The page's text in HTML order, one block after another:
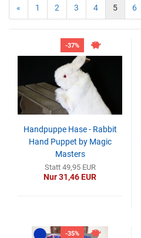
« 1 2 3 4 5 6
-37%
Handpuppe Hase - Rabbit
Hand Puppet by Magic
Masters
Statt 49,95 EUR
Nur 31,46 EUR
-35%